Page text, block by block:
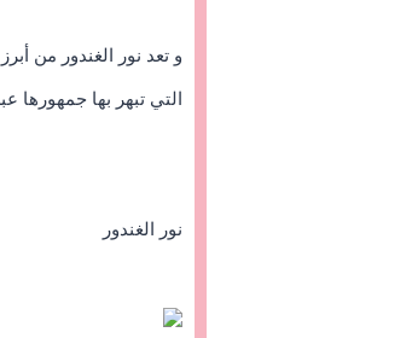
و تعد نور الغندور من
التي تبهر بها جمهورها
نور الغندور